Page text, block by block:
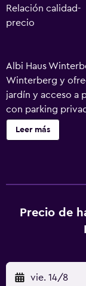
Relación calidad-
precio
Albi Haus
Winterberg y
jardín y acceso a
con parking
pueden practicar
ciclismo. Este
está a 6,8 km del
1,8 km. El
Leer más
Precio de
vie. 14/8